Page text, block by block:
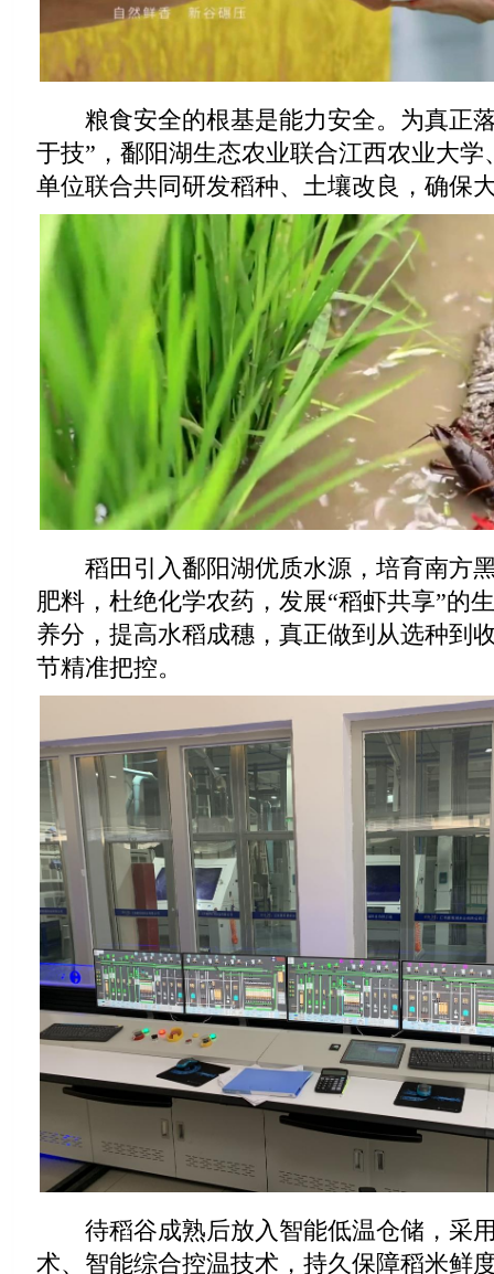
粮食安全的根基是能力安全。为真正落
于技”，鄱阳湖生态农业联合江西农业大
单位联合共同研发稻种、土壤改良，确保
稻田引入鄱阳湖优质水源，培育南方
肥料，杜绝化学农药，发展“稻虾共享”的
养分，提高水稻成穗，真正做到从选种到
节精准把控。
待稻谷成熟后放入智能低温仓储，采
术、智能综合控温技术，持久保障稻米鲜